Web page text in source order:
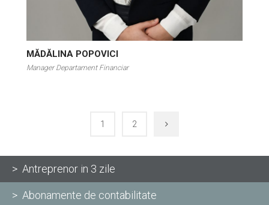
MĂDĂLINA POPOVICI
Manager Departament Financiar
1 2
> Antreprenor in 3 zile
> Abonamente de contabilitate